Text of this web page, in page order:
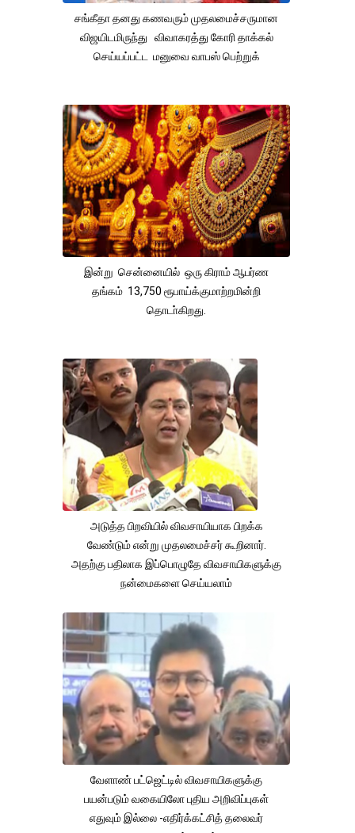
சங்கீதா தனது கணவரும் முதலமைச்சருமான
விஜயிடமிருந்து விவாகரத்து கோரி தாக்கல்
செய்யப்பட்ட மனுவை வாபஸ் பெற்றுக்
இன்று சென்னையில் ஒரு கிராம் ஆபர்ண
தங்கம் 13,750 ரூபாய்க்குமாற்றமின்றி
தொடா்கிறது.
அடுத்த பிறவியில் விவசாயியாக பிறக்க
வேண்டும் என்று முதலமைச்சர் கூறினார்.
அதற்கு பதிலாக இப்பொழுதே விவசாயிகளுக்கு
நன்மைகளை செய்யலாம்
வேளாண் பட்ஜெட்டில் விவசாயிகளுக்கு
பயன்படும் வகையிலோ புதிய அறிவிப்புகள்
எதுவும் இல்லை -எதிர்க்கட்சித் தலைவர்